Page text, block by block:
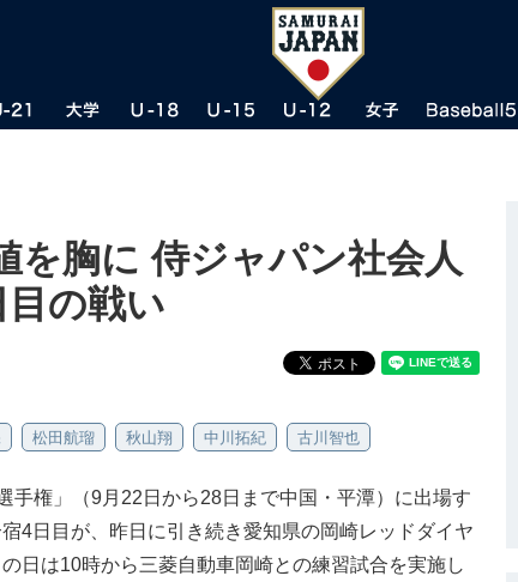
を胸に 侍ジャパン社会人
の戦い
松田航瑠 秋山翔 中川拓紀 古川智也
権」（9月22日から28日まで中国・平潭）に出場す
4日目が、昨日に引き続き愛知県の岡崎レッドダイヤ
日は10時から三菱自動車岡崎との練習試合を実施し